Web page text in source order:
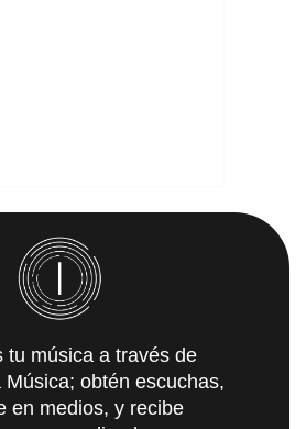
tu música a través de
Música; obtén escuchas,
en medios, y recibe